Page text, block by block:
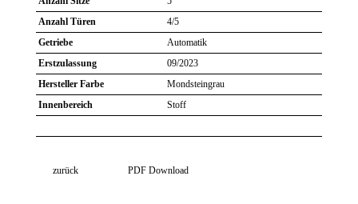
Anzahl Türen
4/5
Getriebe
Automatik
Erstzulassung
09/2023
Hersteller Farbe
Mondsteingrau
Innenbereich
Stoff
zurück PDF Download